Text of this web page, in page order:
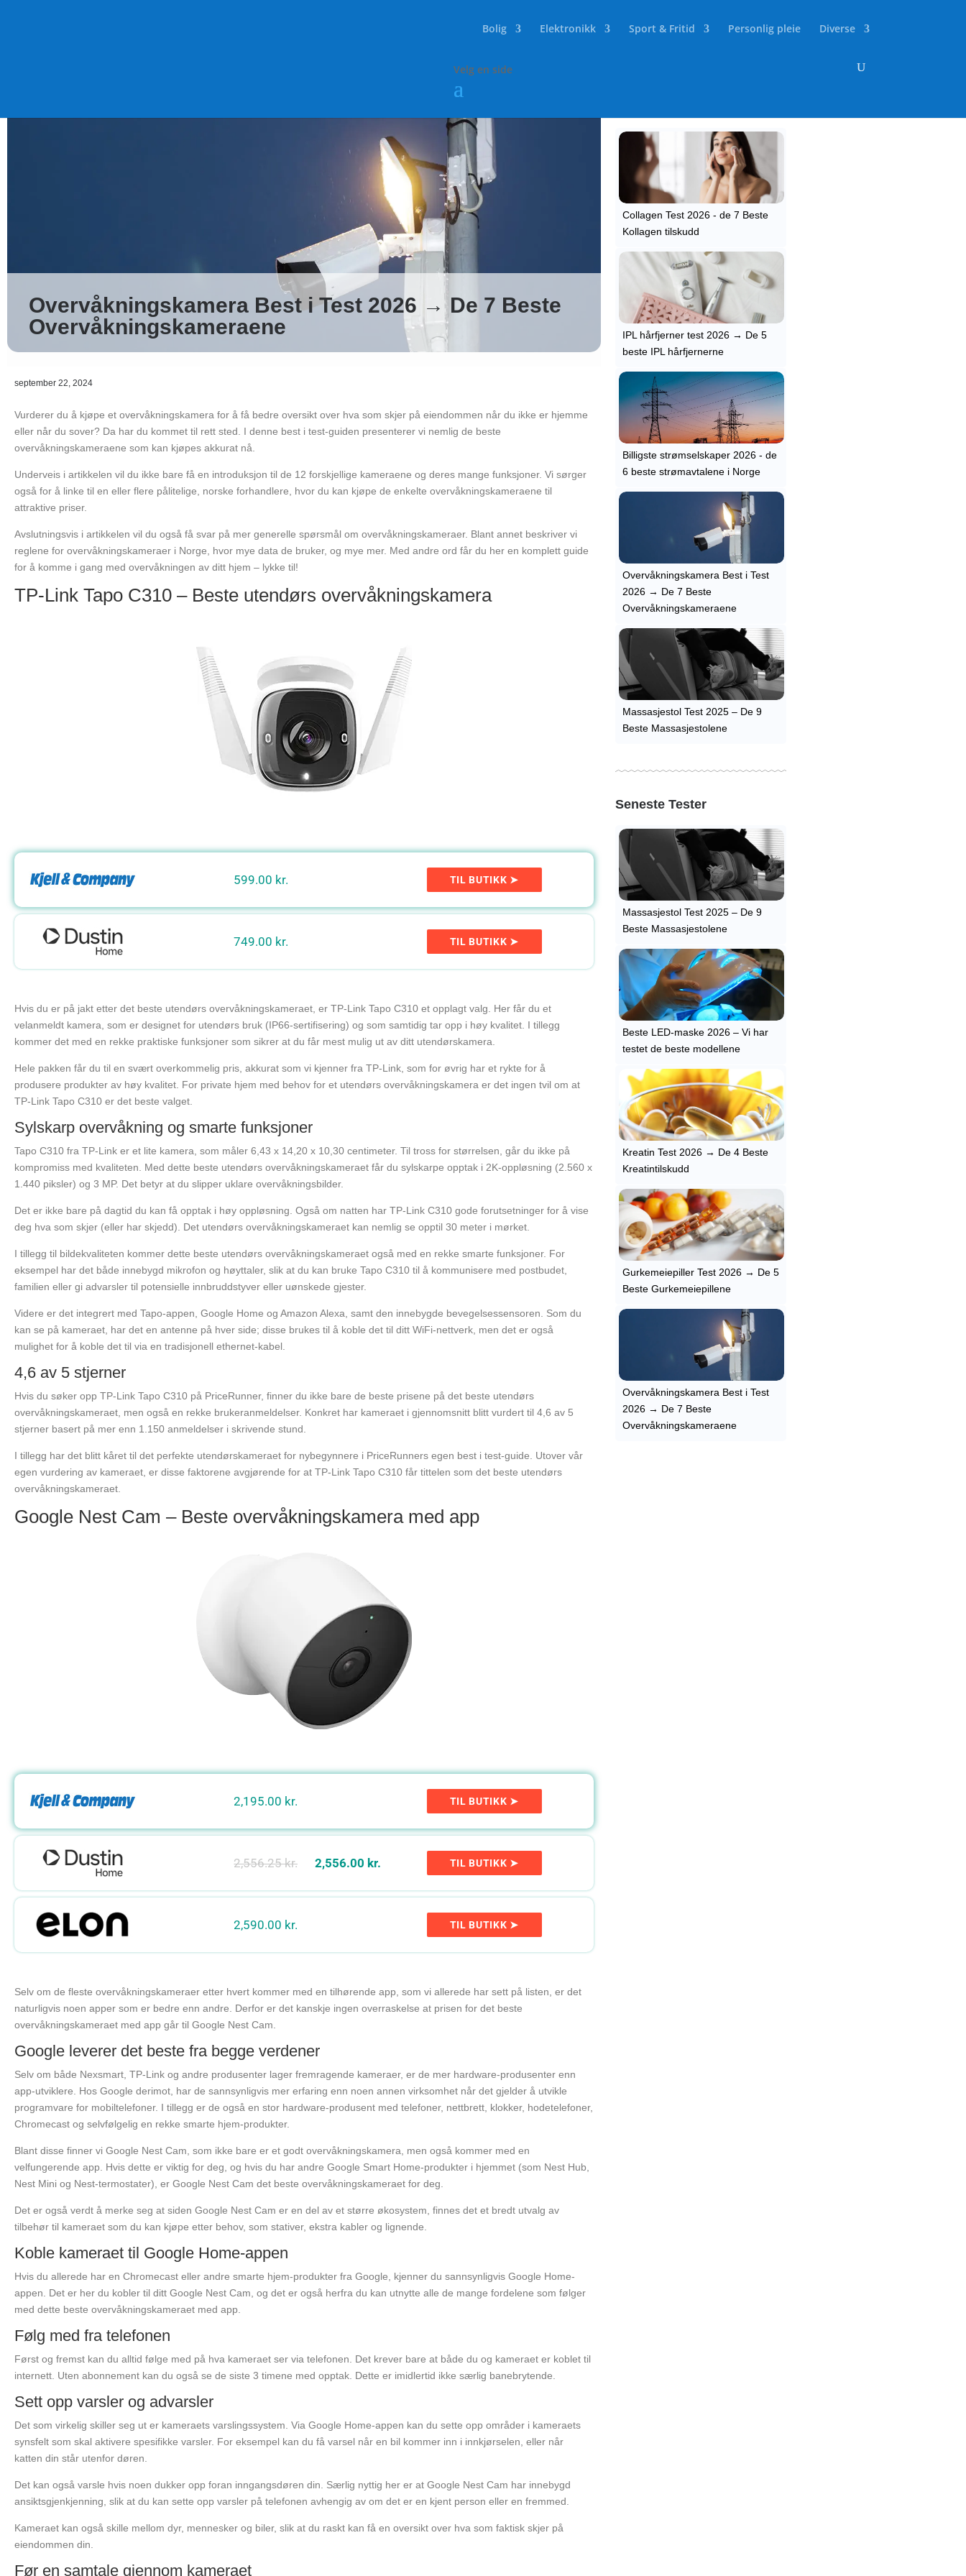
Bolig Elektronikk Sport & Fritid Personlig pleie Diverse
Velg en side
Overvåkningskamera Best i Test 2026 → De 7 Beste
Overvåkningskameraene
september 22, 2024
Vurderer du å kjøpe et overvåkningskamera for å få bedre oversikt over hva som skjer på eiendommen når du ikke er hjemme
eller når du sover? Da har du kommet til rett sted. I denne best i test-guiden presenterer vi nemlig de beste
overvåkningskameraene som kan kjøpes akkurat nå.
Underveis i artikkelen vil du ikke bare få en introduksjon til de 12 forskjellige kameraene og deres mange funksjoner. Vi sørger
også for å linke til en eller flere pålitelige, norske forhandlere, hvor du kan kjøpe de enkelte overvåkningskameraene til
attraktive priser.
Avslutningsvis i artikkelen vil du også få svar på mer generelle spørsmål om overvåkningskameraer. Blant annet beskriver vi
reglene for overvåkningskameraer i Norge, hvor mye data de bruker, og mye mer. Med andre ord får du her en komplett guide
for å komme i gang med overvåkningen av ditt hjem – lykke til!
TP-Link Tapo C310 – Beste utendørs overvåkningskamera
599.00 kr. TIL BUTIKK ➤
749.00 kr. TIL BUTIKK ➤
Hvis du er på jakt etter det beste utendørs overvåkningskameraet, er TP-Link Tapo C310 et opplagt valg. Her får du et
velanmeldt kamera, som er designet for utendørs bruk (IP66-sertifisering) og som samtidig tar opp i høy kvalitet. I tillegg
kommer det med en rekke praktiske funksjoner som sikrer at du får mest mulig ut av ditt utendørskamera.
Hele pakken får du til en svært overkommelig pris, akkurat som vi kjenner fra TP-Link, som for øvrig har et rykte for å
produsere produkter av høy kvalitet. For private hjem med behov for et utendørs overvåkningskamera er det ingen tvil om at
TP-Link Tapo C310 er det beste valget.
Sylskarp overvåkning og smarte funksjoner
Tapo C310 fra TP-Link er et lite kamera, som måler 6,43 x 14,20 x 10,30 centimeter. Til tross for størrelsen, går du ikke på
kompromiss med kvaliteten. Med dette beste utendørs overvåkningskameraet får du sylskarpe opptak i 2K-oppløsning (2.560 x
1.440 piksler) og 3 MP. Det betyr at du slipper uklare overvåkningsbilder.
Det er ikke bare på dagtid du kan få opptak i høy oppløsning. Også om natten har TP-Link C310 gode forutsetninger for å vise
deg hva som skjer (eller har skjedd). Det utendørs overvåkningskameraet kan nemlig se opptil 30 meter i mørket.
I tillegg til bildekvaliteten kommer dette beste utendørs overvåkningskameraet også med en rekke smarte funksjoner. For
eksempel har det både innebygd mikrofon og høyttaler, slik at du kan bruke Tapo C310 til å kommunisere med postbudet,
familien eller gi advarsler til potensielle innbruddstyver eller uønskede gjester.
Videre er det integrert med Tapo-appen, Google Home og Amazon Alexa, samt den innebygde bevegelsessensoren. Som du
kan se på kameraet, har det en antenne på hver side; disse brukes til å koble det til ditt WiFi-nettverk, men det er også
mulighet for å koble det til via en tradisjonell ethernet-kabel.
4,6 av 5 stjerner
Hvis du søker opp TP-Link Tapo C310 på PriceRunner, finner du ikke bare de beste prisene på det beste utendørs
overvåkningskameraet, men også en rekke brukeranmeldelser. Konkret har kameraet i gjennomsnitt blitt vurdert til 4,6 av 5
stjerner basert på mer enn 1.150 anmeldelser i skrivende stund.
I tillegg har det blitt kåret til det perfekte utendørskameraet for nybegynnere i PriceRunners egen best i test-guide. Utover vår
egen vurdering av kameraet, er disse faktorene avgjørende for at TP-Link Tapo C310 får tittelen som det beste utendørs
overvåkningskameraet.
Google Nest Cam – Beste overvåkningskamera med app
2,195.00 kr. TIL BUTIKK ➤
2,556.25 kr. 2,556.00 kr. TIL BUTIKK ➤
2,590.00 kr. TIL BUTIKK ➤
Selv om de fleste overvåkningskameraer etter hvert kommer med en tilhørende app, som vi allerede har sett på listen, er det
naturligvis noen apper som er bedre enn andre. Derfor er det kanskje ingen overraskelse at prisen for det beste
overvåkningskameraet med app går til Google Nest Cam.
Google leverer det beste fra begge verdener
Selv om både Nexsmart, TP-Link og andre produsenter lager fremragende kameraer, er de mer hardware-produsenter enn
app-utviklere. Hos Google derimot, har de sannsynligvis mer erfaring enn noen annen virksomhet når det gjelder å utvikle
programvare for mobiltelefoner. I tillegg er de også en stor hardware-produsent med telefoner, nettbrett, klokker, hodetelefoner,
Chromecast og selvfølgelig en rekke smarte hjem-produkter.
Blant disse finner vi Google Nest Cam, som ikke bare er et godt overvåkningskamera, men også kommer med en
velfungerende app. Hvis dette er viktig for deg, og hvis du har andre Google Smart Home-produkter i hjemmet (som Nest Hub,
Nest Mini og Nest-termostater), er Google Nest Cam det beste overvåkningskameraet for deg.
Det er også verdt å merke seg at siden Google Nest Cam er en del av et større økosystem, finnes det et bredt utvalg av
tilbehør til kameraet som du kan kjøpe etter behov, som stativer, ekstra kabler og lignende.
Koble kameraet til Google Home-appen
Hvis du allerede har en Chromecast eller andre smarte hjem-produkter fra Google, kjenner du sannsynligvis Google Home-
appen. Det er her du kobler til ditt Google Nest Cam, og det er også herfra du kan utnytte alle de mange fordelene som følger
med dette beste overvåkningskameraet med app.
Følg med fra telefonen
Først og fremst kan du alltid følge med på hva kameraet ser via telefonen. Det krever bare at både du og kameraet er koblet til
internett. Uten abonnement kan du også se de siste 3 timene med opptak. Dette er imidlertid ikke særlig banebrytende.
Sett opp varsler og advarsler
Det som virkelig skiller seg ut er kameraets varslingssystem. Via Google Home-appen kan du sette opp områder i kameraets
synsfelt som skal aktivere spesifikke varsler. For eksempel kan du få varsel når en bil kommer inn i innkjørselen, eller når
katten din står utenfor døren.
Det kan også varsle hvis noen dukker opp foran inngangsdøren din. Særlig nyttig her er at Google Nest Cam har innebygd
ansiktsgjenkjenning, slik at du kan sette opp varsler på telefonen avhengig av om det er en kjent person eller en fremmed.
Kameraet kan også skille mellom dyr, mennesker og biler, slik at du raskt kan få en oversikt over hva som faktisk skjer på
eiendommen din.
Før en samtale gjennom kameraet
Collagen Test 2026 - de 7 Beste
Kollagen tilskudd
IPL hårfjerner test 2026 → De 5
beste IPL hårfjernerne
Billigste strømselskaper 2026 - de
6 beste strømavtalene i Norge
Overvåkningskamera Best i Test
2026 → De 7 Beste
Overvåkningskameraene
Massasjestol Test 2025 – De 9
Beste Massasjestolene
Seneste Tester
Massasjestol Test 2025 – De 9
Beste Massasjestolene
Beste LED-maske 2026 – Vi har
testet de beste modellene
Kreatin Test 2026 → De 4 Beste
Kreatintilskudd
Gurkemeiepiller Test 2026 → De 5
Beste Gurkemeiepillene
Overvåkningskamera Best i Test
2026 → De 7 Beste
Overvåkningskameraene